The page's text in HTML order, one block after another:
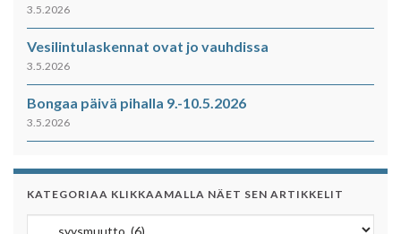
3.5.2026
Vesilintulaskennat ovat jo vauhdissa
3.5.2026
Bongaa päivä pihalla 9.-10.5.2026
3.5.2026
KATEGORIAA KLIKKAAMALLA NÄET SEN ARTIKKELIT
Kategoriaa klikkaamalla näet sen artikkelit